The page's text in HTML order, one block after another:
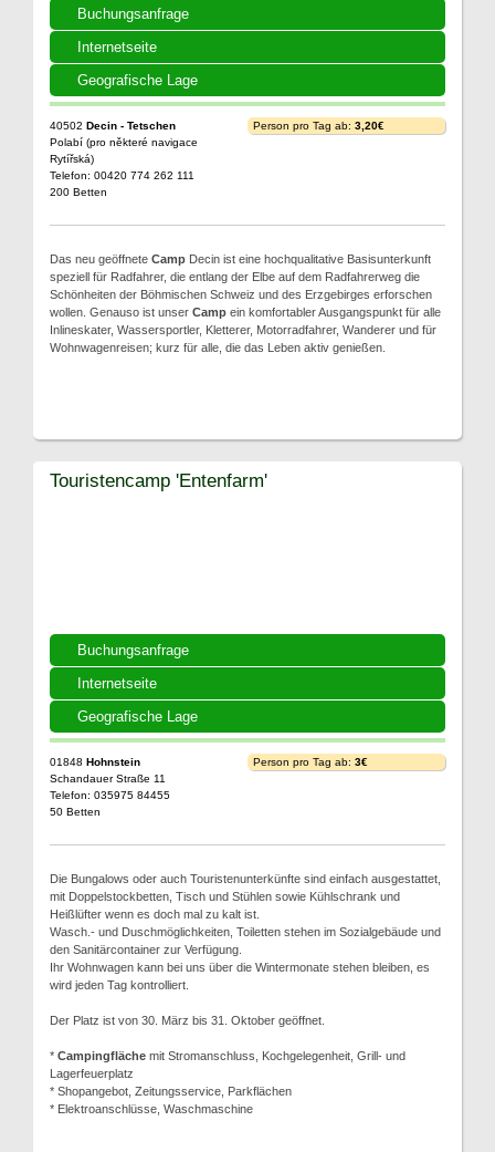
Buchungsanfrage
Internetseite
Geografische Lage
40502 Decin - Tetschen
Polabí (pro některé navigace
Rytířská)
Telefon: 00420 774 262 111
200 Betten
Person pro Tag ab: 3,20€
Das neu geöffnete Camp Decin ist eine hochqualitative Basisunterkunft
speziell für Radfahrer, die entlang der Elbe auf dem Radfahrerweg die
Schönheiten der Böhmischen Schweiz und des Erzgebirges erforschen
wollen. Genauso ist unser Camp ein komfortabler Ausgangspunkt für alle
Inlineskater, Wassersportler, Kletterer, Motorradfahrer, Wanderer und für
Wohnwagenreisen; kurz für alle, die das Leben aktiv genießen.
Buchungsanfrage
Internetseite
Geografische Lage
Touristencamp 'Entenfarm'
01848 Hohnstein
Schandauer Straße 11
Telefon: 035975 84455
50 Betten
Person pro Tag ab: 3€
Die Bungalows oder auch Touristenunterkünfte sind einfach ausgestattet,
mit Doppelstockbetten, Tisch und Stühlen sowie Kühlschrank und
Heißlüfter wenn es doch mal zu kalt ist.
Wasch.- und Duschmöglichkeiten, Toiletten stehen im Sozialgebäude und
den Sanitärcontainer zur Verfügung.
Ihr Wohnwagen kann bei uns über die Wintermonate stehen bleiben, es
wird jeden Tag kontrolliert.
Der Platz ist von 30. März bis 31. Oktober geöffnet.
* Campingfläche mit Stromanschluss, Kochgelegenheit, Grill- und
Lagerfeuerplatz
* Shopangebot, Zeitungsservice, Parkflächen
* Elektroanschlüsse, Waschmaschine